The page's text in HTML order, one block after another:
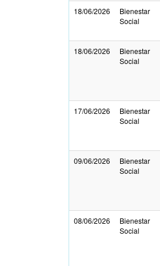
18/06/2026
Bienestar
Social
18/06/2026
Bienestar
Social
17/06/2026
Bienestar
Social
09/06/2026
Bienestar
Social
08/06/2026
Bienestar
Social